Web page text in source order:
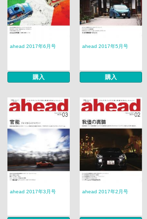
ahead 2017年6月号
購入
ahead 2017年5月号
購入
ahead 2017年3月号 ahead 2017年2月号